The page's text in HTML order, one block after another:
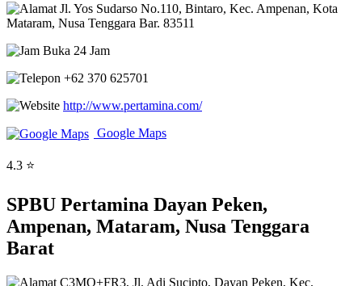
Jl. Yos Sudarso No.110, Bintaro, Kec. Ampenan, Kota
Mataram, Nusa Tenggara Bar. 83511
Buka 24 Jam
+62 370 625701
http://www.pertamina.com/
Google Maps
4.3 ⭐
SPBU Pertamina Dayan Peken,
Ampenan, Mataram, Nusa Tenggara
Barat
C3MQ+FR3, Jl. Adi Sucipto, Dayan Peken, Kec.